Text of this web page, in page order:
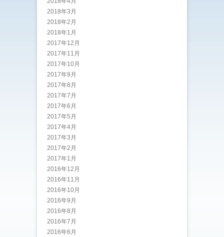
2018年3月
2018年2月
2018年1月
2017年12月
2017年11月
2017年10月
2017年9月
2017年8月
2017年7月
2017年6月
2017年5月
2017年4月
2017年3月
2017年2月
2017年1月
2016年12月
2016年11月
2016年10月
2016年9月
2016年8月
2016年7月
2016年6月